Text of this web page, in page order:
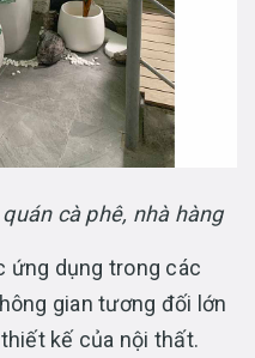
cà phê, nhà hàng
ứng dụng trong các
gian tương đối lớn
kế của nội thất.